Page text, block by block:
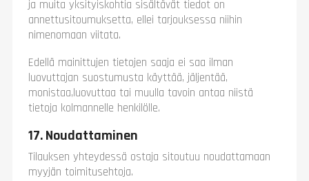
ja muita yksityiskohtia sisältävät tiedot on
annettusitoumuksetta, ellei tarjouksessa niihin
nimenomaan viitata.
Edellä mainittujen tietojen saaja ei saa ilman
luovuttajan suostumusta käyttää, jäljentää,
monistaa,luovuttaa tai muulla tavoin antaa niistä
tietoja kolmannelle henkilölle.
17. Noudattaminen
Tilauksen yhteydessä ostaja sitoutuu noudattamaan
myyjän toimitusehtoja.